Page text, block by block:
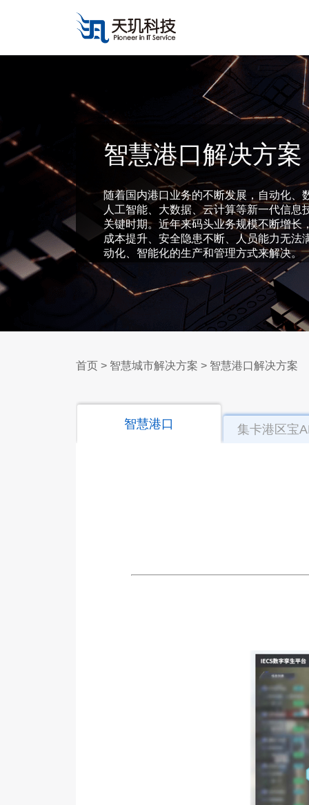
智慧港口解决方案
随着国内港口业务的不断发展，自动化、
人工智能、大数据、云计算等新一代信
关键时期。近年来码头业务规模不断增
成本提升、安全隐患不断、人员能力无
动化、智能化的生产和管理方式来解决。
首页 > 智慧城市解决方案 > 智慧港口解决方案
智慧港口 集卡港区宝